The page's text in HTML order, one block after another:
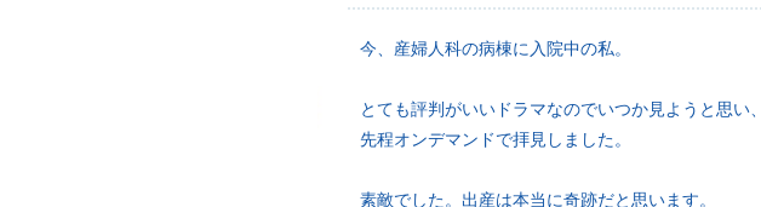
今、産婦人科の病棟に入院中の私。
とても評判がいいドラマなのでいつか見ようと思い、
先程オンデマンドで拝見しました。
素敵でした。出産は本当に奇跡だと思います。